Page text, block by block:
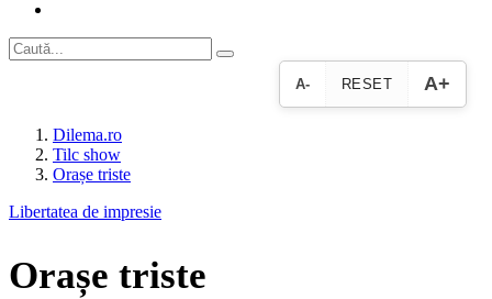
A- RESET A+
Dilema.ro
Tilc show
Orașe triste
Libertatea de impresie
Orașe triste